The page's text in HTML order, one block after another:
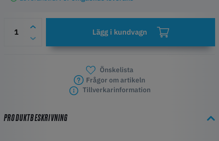
Lägg i kundvagn
Önskelista
Frågor om artikeln
Tillverkarinformation
PRODUKTBESKRIVNING